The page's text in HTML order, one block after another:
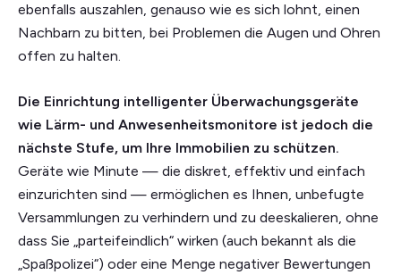
ebenfalls auszahlen, genauso wie es sich lohnt, einen
Nachbarn zu bitten, bei Problemen die Augen und Ohren
offen zu halten.
Die Einrichtung intelligenter Überwachungsgeräte
wie Lärm- und Anwesenheitsmonitore ist jedoch die
nächste Stufe, um Ihre Immobilien zu schützen.
Geräte wie Minute — die diskret, effektiv und einfach
einzurichten sind — ermöglichen es Ihnen, unbefugte
Versammlungen zu verhindern und zu deeskalieren, ohne
dass Sie „parteifeindlich“ wirken (auch bekannt als die
„Spaßpolizei“) oder eine Menge negativer Bewertungen